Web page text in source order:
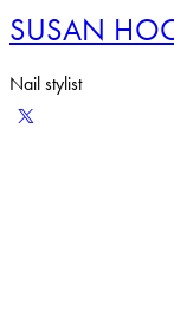
SUSAN
Nail stylist